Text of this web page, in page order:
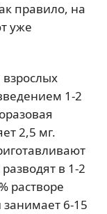
правило, на
уже
1-2
2,5 мг.
в 1-2
растворе
6-15